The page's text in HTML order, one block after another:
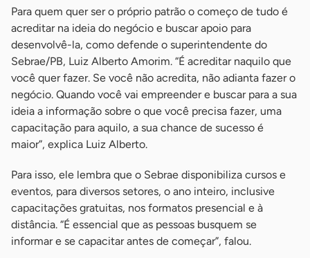
Para quem quer ser o próprio patrão o começo de tudo é
acreditar na ideia do negócio e buscar apoio para
desenvolvê-la, como defende o superintendente do
Sebrae/PB, Luiz Alberto Amorim. “É acreditar naquilo que
você quer fazer. Se você não acredita, não adianta fazer o
negócio. Quando você vai empreender e buscar para a sua
ideia a informação sobre o que você precisa fazer, uma
capacitação para aquilo, a sua chance de sucesso é
maior”, explica Luiz Alberto.
Para isso, ele lembra que o Sebrae disponibiliza cursos e
eventos, para diversos setores, o ano inteiro, inclusive
capacitações gratuitas, nos formatos presencial e à
distância. “É essencial que as pessoas busquem se
informar e se capacitar antes de começar”, falou.